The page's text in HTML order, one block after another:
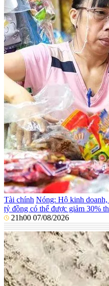
Tài chính Nóng: Hộ kinh doanh,
tỷ đồng có thể được giảm 30%
21h00 07/08/2026